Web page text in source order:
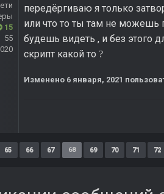
15
55
передёргиваю я только
или что то ты там не можешь
будешь видеть , и без этого
скрипт какой то ?
Изменено 6 января, 2021
65 66 67 68 69 70 71 72